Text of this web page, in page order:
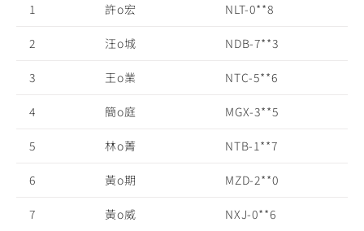
1 許o宏 NLT-0**8
2 汪o城 NDB-7**3
3 王o業 NTC-5**6
4 簡o庭 MGX-3**5
5 林o菁 NTB-1**7
6 黃o期 MZD-2**0
7 黃o威 NXJ-0**6